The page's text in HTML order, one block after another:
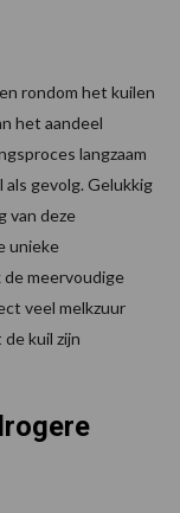
rondom het kuilen
het aandeel
langzaam
gevolg. Gelukkig
van deze
unieke
meervoudige
veel melkzuur
kuil zijn